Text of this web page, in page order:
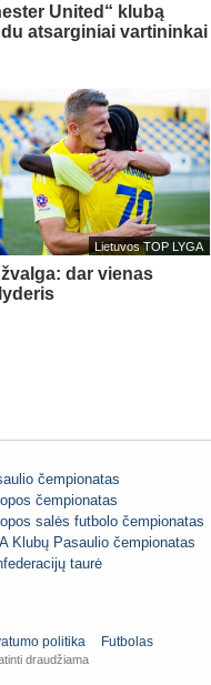
United“ klubą
atsarginiai vartininkai
Lietuvos TOP LYGA
dar vienas
čempionatas
čempionatas
salės futbolo čempionatas
Klubų Pasaulio čempionatas
taurė
politika Futbolas
draudžiama